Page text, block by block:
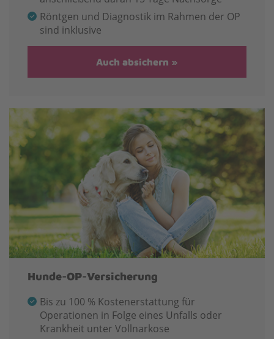
Röntgen und Diagnostik im Rahmen der OP
sind inklusive
Auch absichern
Hunde-OP-Versicherung
Bis zu 100 % Kostenerstattung für
Operationen in Folge eines Unfalls oder
Krankheit unter Vollnarkose